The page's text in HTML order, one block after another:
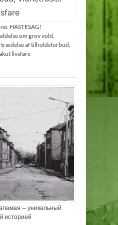
HASTESAG!
om grov vold,
af tilholdsforbud,
livsfare
— уникальный
историей